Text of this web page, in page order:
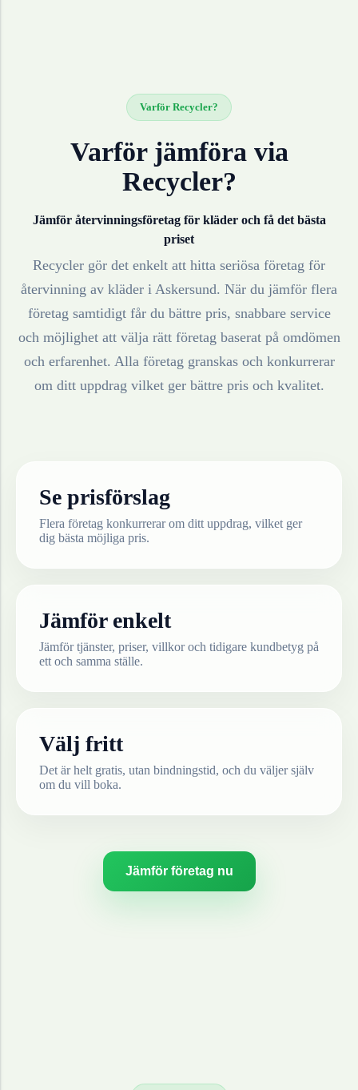
Varför Recycler?
Varför jämföra via
Recycler?
Jämför återvinningsföretag för kläderoch få det bästa
priset
Recycler gör det enkelt att hitta seriösa företag för
återvinning av kläder i Askersund. När du jämför flera
företag samtidigt får du bättre pris, snabbare service
och möjlighet att välja rätt företag baserat på omdömen
och erfarenhet. Alla företag granskas och konkurrerar
om ditt uppdrag vilket ger bättre pris och kvalitet.
Se prisförslag
Flera företag konkurrerar om ditt uppdrag, vilket ger
dig bästa möjliga pris.
Jämför enkelt
Jämför tjänster, priser, villkor och tidigare kundbetyg på
ett och samma ställe.
Välj fritt
Det är helt gratis, utan bindningstid, och du väljer själv
om du vill boka.
Jämför företag nu